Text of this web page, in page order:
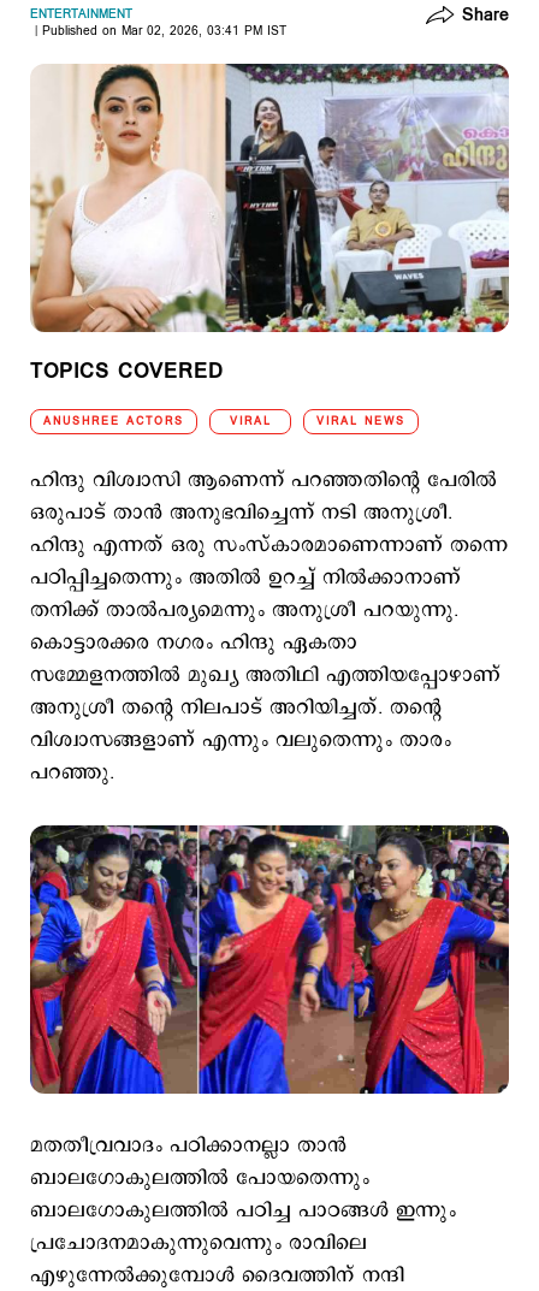
ENTERTAINMENT
Published on Mar 02, 2026, 03:41 PM IST
Share
TOPICS COVERED
ANUSHREE ACTORS VIRAL VIRAL NEWS
ഹിന്ദു വിശ്വാസി ആണെന്ന് പറഞ്ഞതിന്‍റെ പേരില്‍
ഒരുപാട് താന്‍ അനുഭവിച്ചെന്ന് നടി അനുശ്രീ.
ഹിന്ദു എന്നത് ഒരു സംസ്കാരമാണെന്നാണ് തന്നെ
പഠിപ്പിച്ചതെന്നും അതില്‍ ഉറച്ച് നില്‍ക്കാനാണ്
തനിക്ക് താല്‍പര്യമെന്നും അനുശ്രീ പറയുന്നു.
കൊട്ടാരക്കര നഗരം ഹിന്ദു ഏകതാ
സമ്മേളനത്തിൽ മുഖ്യ അതിഥി എത്തിയപ്പോഴാണ്
അനുശ്രീ തന്‍റെ നിലപാട് അറിയിച്ചത്. തന്‍റെ
വിശ്വാസങ്ങളാണ് എന്നും വലുതെന്നും താരം
പറഞ്ഞു.
മതതീവ്രവാദം പഠിക്കാനല്ലാ താന്‍
ബാലഗോകുലത്തില്‍ പോയതെന്നും
ബാലഗോകുലത്തിൽ പഠിച്ച പാഠങ്ങൾ ഇന്നും
പ്രചോദനമാകുന്നുവെന്നും രാവിലെ
എഴുന്നേല്‍ക്കുമ്പോള്‍ ദൈവത്തിന് നന്ദി